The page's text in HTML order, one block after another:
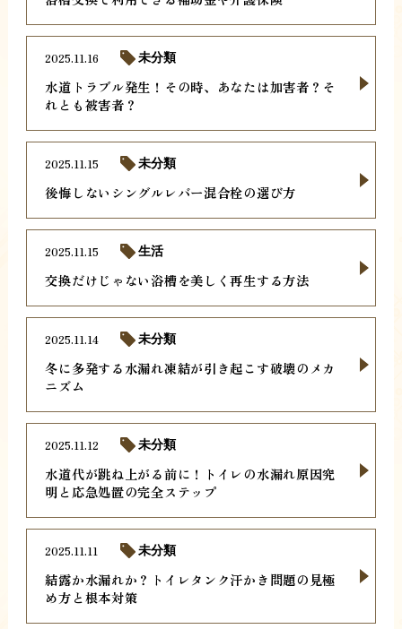
水道トラブル発生！その時、あなたは加害者？そ
れとも被害者？
2025.11.16 未分類
後悔しないシングルレバー混合栓の選び方
2025.11.15 未分類
交換だけじゃない浴槽を美しく再生する方法
2025.11.15 生活
冬に多発する水漏れ凍結が引き起こす破壊のメカ
ニズム
2025.11.14 未分類
水道代が跳ね上がる前に！トイレの水漏れ原因究
明と応急処置の完全ステップ
2025.11.12 未分類
結露か水漏れか？トイレタンク汗かき問題の見極
め方と根本対策
2025.11.11 未分類